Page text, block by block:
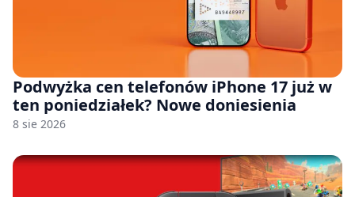
Podwyżka cen telefonów iPhone 17 już w
ten poniedziałek? Nowe doniesienia
8 sie 2026